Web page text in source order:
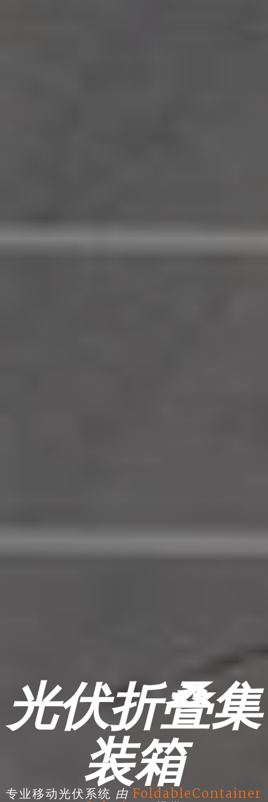
光伏折叠集
装箱
专业移动光伏系统 由 FoldableContainer